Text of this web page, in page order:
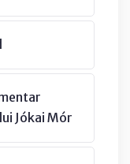
Jókai Mór